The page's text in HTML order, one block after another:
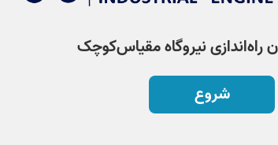
راه‌اندازی نیروگاه مقیاس‌کوچک
شروع